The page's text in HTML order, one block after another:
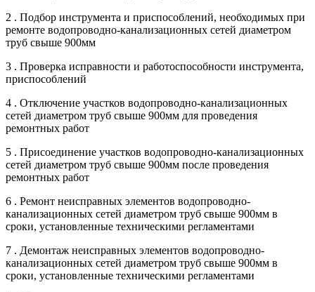
2 . Подбор инструмента и приспособлений, необходимых при
ремонте водопроводно-канализационных сетей диаметром
труб свыше 900мм
3 . Проверка исправности и работоспособности инструмента,
приспособлений
4 . Отключение участков водопроводно-канализационных
сетей диаметром труб свыше 900мм для проведения
ремонтных работ
5 . Присоединение участков водопроводно-канализационных
сетей диаметром труб свыше 900мм после проведения
ремонтных работ
6 . Ремонт неисправных элементов водопроводно-
канализационных сетей диаметром труб свыше 900мм в
сроки, установленные техническими регламентами
7 . Демонтаж неисправных элементов водопроводно-
канализационных сетей диаметром труб свыше 900мм в
сроки, установленные техническими регламентами